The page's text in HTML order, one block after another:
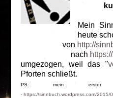
Mein
heute
von http://
nach
umgezogen, weil das "
Pforten schließt.
PS: mein erster
- https://sinnbuch.wordpress.com/2015/